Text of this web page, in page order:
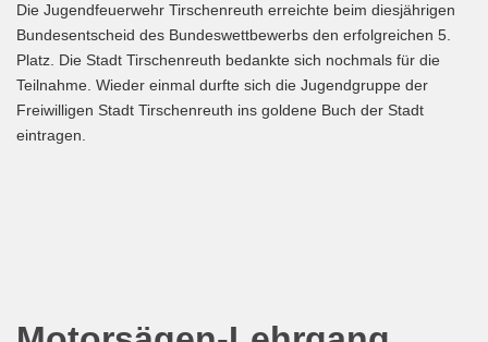
Die Jugendfeuerwehr Tirschenreuth erreichte beim diesjährigen
Bundesentscheid des Bundeswettbewerbs den erfolgreichen 5.
Platz. Die Stadt Tirschenreuth bedankte sich nochmals für die
Teilnahme. Wieder einmal durfte sich die Jugendgruppe der
Freiwilligen Stadt Tirschenreuth ins goldene Buch der Stadt
eintragen.